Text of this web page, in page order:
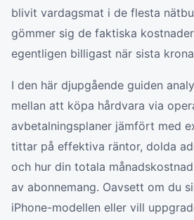
blivit vardagsmat i de flesta
gömmer sig de faktiska
egentligen billigast när sista
I den här djupgående guiden
mellan att köpa hårdvara via
avbetalningsplaner jämfört med
tittar på effektiva räntor, dolda
och hur din totala
av abonnemang. Oavsett om du
iPhone-modellen eller vill